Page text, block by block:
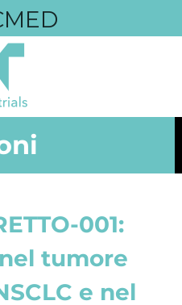
001:
tumore
e nel